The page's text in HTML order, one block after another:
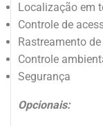
Localização em
Controle de
Rastreamento
Controle
Segurança
Opcionais: